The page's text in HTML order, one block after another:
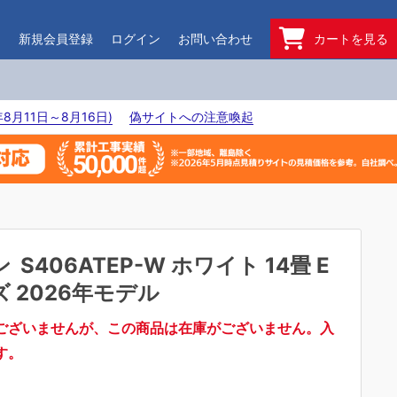
新規会員登録 ログイン お問い合わせ カートを見る
月11日～8月16日) 偽サイトへの注意喚起
S406ATEP-W ホワイト 14畳 E
2026年モデル
ざいませんが、この商品は在庫がございません。入